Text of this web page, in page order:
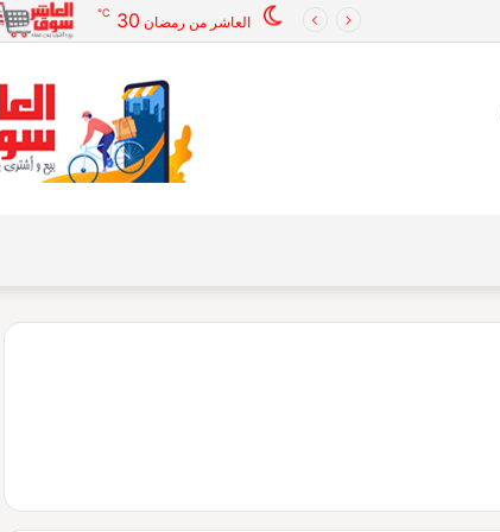
العاشر من رمضان 30
℃